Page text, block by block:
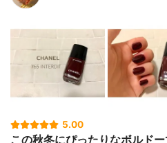
5.00
この秋冬にぴったりなボルド